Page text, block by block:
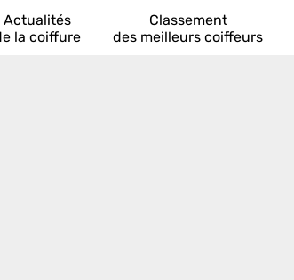
Actualités
la coiffure
Classement
des meilleurs coiffeurs